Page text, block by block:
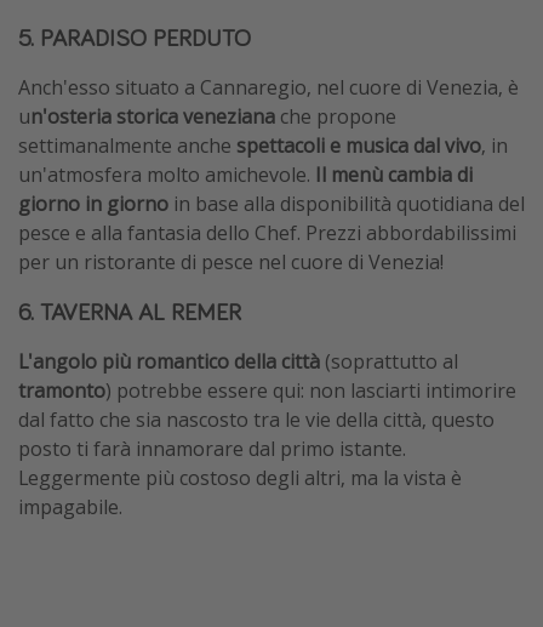
5. PARADISO PERDUTO
Anch'esso situato a Cannaregio, nel cuore di Venezia, è
un'osteria storica veneziana che propone
settimanalmente anche spettacoli e musica dal vivo, in
un'atmosfera molto amichevole. Il menù cambia di
giorno in giorno in base alla disponibilità quotidiana del
pesce e alla fantasia dello Chef. Prezzi abbordabilissimi
per un ristorante di pesce nel cuore di Venezia!
6. TAVERNA AL REMER
L'angolo più romantico della città (soprattutto al
tramonto) potrebbe essere qui: non lasciarti intimorire
dal fatto che sia nascosto tra le vie della città, questo
posto ti farà innamorare dal primo istante.
Leggermente più costoso degli altri, ma la vista è
impagabile.